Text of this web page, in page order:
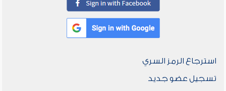
استرجاع الرمز السري
تسجيل عضو جديد